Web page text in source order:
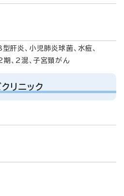
肝炎、小児肺炎球菌、水痘、
期、2混、子宮頸がん
リニック